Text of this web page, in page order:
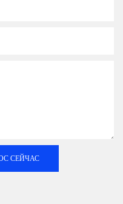
СЕЙЧАС